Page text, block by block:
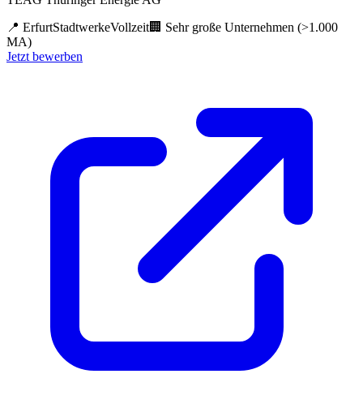
📍 ErfurtStadtwerkeVollzeit🏢 Sehr große Unternehmen (>1.000
MA)
Jetzt bewerben